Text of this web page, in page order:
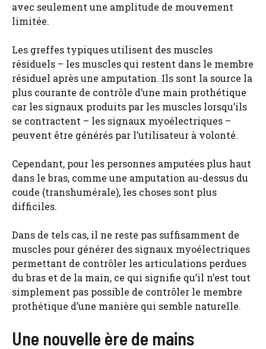
avec seulement une amplitude de mouvement
limitée.
Les greffes typiques utilisent des muscles
résiduels – les muscles qui restent dans le membre
résiduel après une amputation. Ils sont la source la
plus courante de contrôle d’une main prothétique
car les signaux produits par les muscles lorsqu’ils
se contractent – les signaux myoélectriques –
peuvent être générés par l’utilisateur à volonté.
Cependant, pour les personnes amputées plus haut
dans le bras, comme une amputation au-dessus du
coude (transhumérale), les choses sont plus
difficiles.
Dans de tels cas, il ne reste pas suffisamment de
muscles pour générer des signaux myoélectriques
permettant de contrôler les articulations perdues
du bras et de la main, ce qui signifie qu’il n’est tout
simplement pas possible de contrôler le membre
prothétique d’une manière qui semble naturelle.
Une nouvelle ère de mains